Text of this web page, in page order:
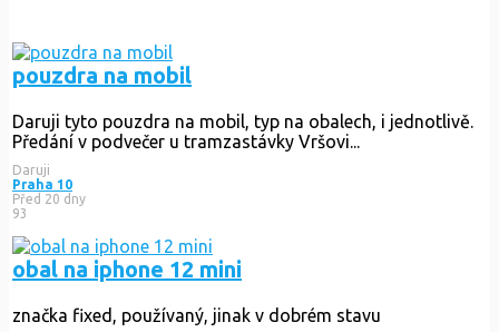
pouzdra na mobil
Daruji tyto pouzdra na mobil, typ na obalech, i jednotlivě.
Předání v podvečer u tramzastávky Vršovi...
Daruji
Praha 10
Před 20 dny
93
obal na iphone 12 mini
značka fixed, používaný, jinak v dobrém stavu